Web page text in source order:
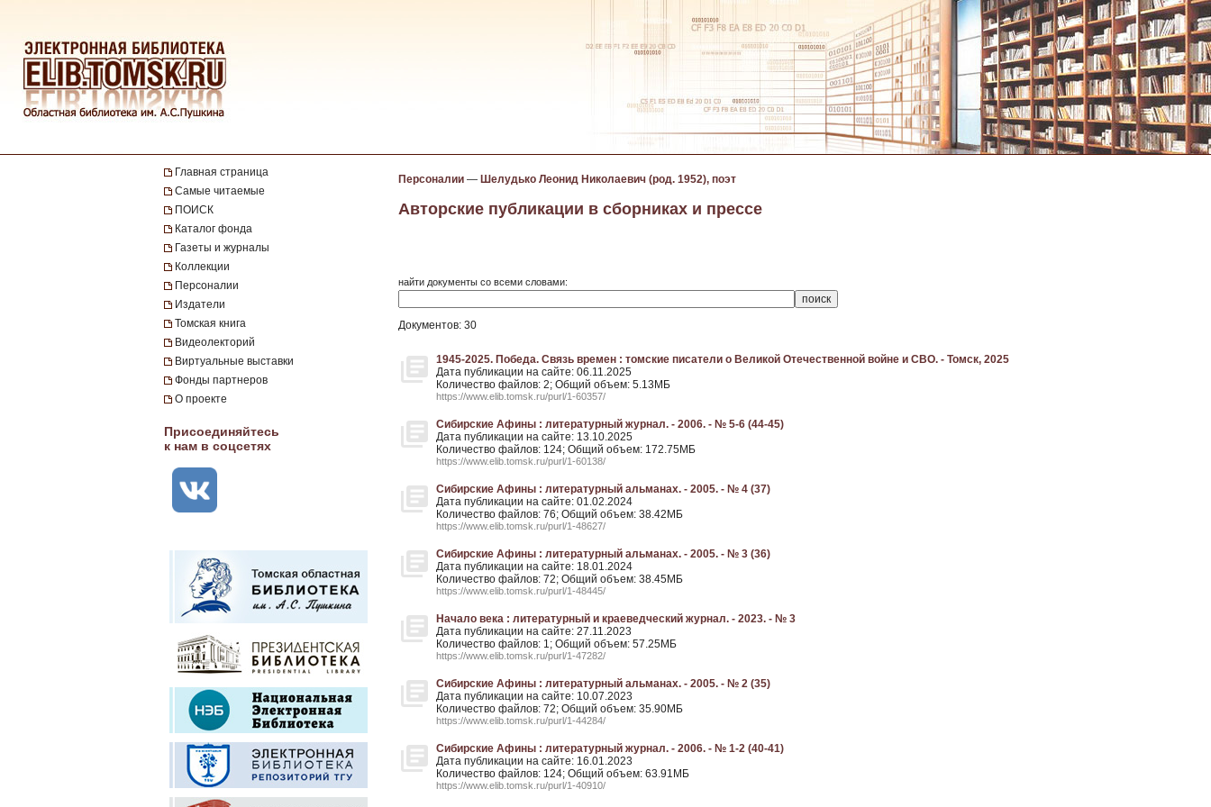
Главная страница
Самые читаемые
ПОИСК
Каталог фонда
Газеты и журналы
Коллекции
Персоналии
Издатели
Томская книга
Видеолекторий
Виртуальные выставки
Фонды партнеров
О проекте
Присоединяйтесь
к нам в соцсетях
Персоналии — Шелудько Леонид Николаевич (род. 1952), поэт
Авторские публикации в сборниках и прессе
найти документы со всеми словами:
Документов: 30
1945-2025. Победа. Связь времен : томские писатели о Великой Отечественной войне и СВО. - Томск, 2025
Дата публикации на сайте: 06.11.2025
Количество файлов: 2; Общий объем: 5.13МБ
https://www.elib.tomsk.ru/purl/1-60357/
Сибирские Афины : литературный журнал. - 2006. - № 5-6 (44-45)
Дата публикации на сайте: 13.10.2025
Количество файлов: 124; Общий объем: 172.75МБ
https://www.elib.tomsk.ru/purl/1-60138/
Сибирские Афины : литературный альманах. - 2005. - № 4 (37)
Дата публикации на сайте: 01.02.2024
Количество файлов: 76; Общий объем: 38.42МБ
https://www.elib.tomsk.ru/purl/1-48627/
Сибирские Афины : литературный альманах. - 2005. - № 3 (36)
Дата публикации на сайте: 18.01.2024
Количество файлов: 72; Общий объем: 38.45МБ
https://www.elib.tomsk.ru/purl/1-48445/
Начало века : литературный и краеведческий журнал. - 2023. - № 3
Дата публикации на сайте: 27.11.2023
Количество файлов: 1; Общий объем: 57.25МБ
https://www.elib.tomsk.ru/purl/1-47282/
Сибирские Афины : литературный альманах. - 2005. - № 2 (35)
Дата публикации на сайте: 10.07.2023
Количество файлов: 72; Общий объем: 35.90МБ
https://www.elib.tomsk.ru/purl/1-44284/
Сибирские Афины : литературный журнал. - 2006. - № 1-2 (40-41)
Дата публикации на сайте: 16.01.2023
Количество файлов: 124; Общий объем: 63.91МБ
https://www.elib.tomsk.ru/purl/1-40910/